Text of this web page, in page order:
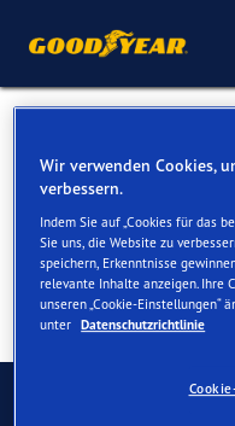
Ecosport
Kontaktieren Sie uns
Wir verwenden Cookies,
verbessern.
Indem Sie auf „Cookies für das
Sie uns, die Website zu
speichern, Erkenntnisse
relevante Inhalte anzeigen. Ihre
unseren „Cookie-Einstellungen“
unter Datenschutzrichtlinie